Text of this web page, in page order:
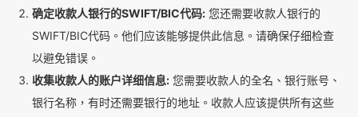
确定收款人银行的SWIFT/BIC代码: 您还需要收款人银行的
SWIFT/BIC代码。他们应该能够提供此信息。请确保仔细检查
以避免错误。
收集收款人的账户详细信息: 您需要收款人的全名、银行账号、
银行名称，有时还需要银行的地址。收款人应该提供所有这些